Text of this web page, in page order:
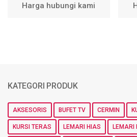
Harga hubungi kami
KATEGORI PRODUK
AKSESORIS BUFET TV CERMIN
KURSI TERAS LEMARI HIAS LEMARI